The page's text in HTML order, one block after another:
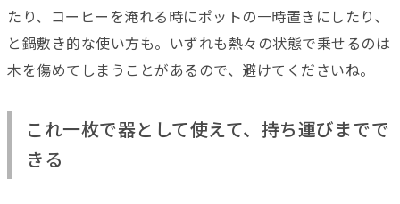
たり、コーヒーを淹れる時にポットの一時置きにしたり、
と鍋敷き的な使い方も。いずれも熱々の状態で乗せるのは
木を傷めてしまうことがあるので、避けてくださいね。
これ一枚で器として使えて、持ち運びまでで
きる